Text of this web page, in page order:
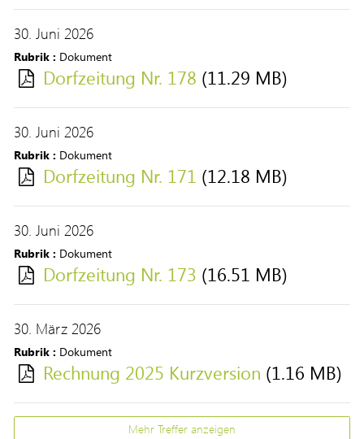
Dorfzeitung Nr. 178 (11.29 MB)
30. Juni 2026
Rubrik : Dokument
Dorfzeitung Nr. 171 (12.18 MB)
30. Juni 2026
Rubrik : Dokument
Dorfzeitung Nr. 173 (16.51 MB)
30. Juni 2026
Rubrik : Dokument
Rechnung 2025 Kurzversion (1.16 MB)
30. März 2026
Rubrik : Dokument
Mehr Treffer anzeigen